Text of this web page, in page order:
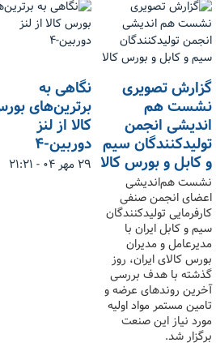
گزارش تصویری
نشست هم
اندیشی انجمن
تولیدکنندگان سیم
و کابل و بورس کالا
نشست هم‌اندیشی
اعضای انجمن صنفی
کارفرمایی تولیدکنندگان
سیم و کابل ایران با
مدیرعامل و مدیران
بورس کالای ایران، روز
گذشته با هدف بررسی
آخرین روندهای عرضه و
تامین مستمر مواد اولیه
مورد نیاز این صنعت
برگزار شد.
نگاهی به
برترین‌های
کالا از لنز
دوربین-۴
۲۹ مهر ۰۴ - ۲۱:۲۱